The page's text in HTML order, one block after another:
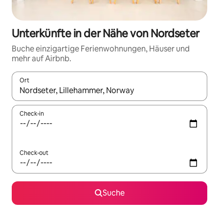
Unterkünfte in der Nähe von Nordseter
Buche einzigartige Ferienwohnungen, Häuser und
mehr auf Airbnb.
Ort
Wenn Ergebnisse verfügbar sind, navigiere mit den
Check-in
Check-out
Suche